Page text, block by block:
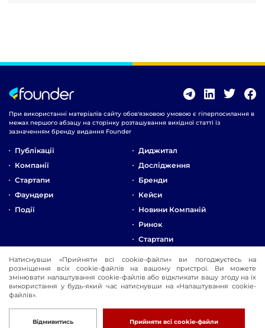
При використанні матеріалів сайту обов'язковою умовою є гіперпосилання в
межах першого абзацу на сторінку розташування вихідної статті із
зазначенням бренду видання Founder
Публікації
Компанії
Стартапи
Фаундери
Події
Диджитал
Дослідження
Бренди
Кейси
Новини Компаній
Ринок
Стартапи
Про Компанію
Реклама
Контакти
© 2016-2026 Founder Розробка
Натиснувши «Прийняти всі cookie-файли» ви погоджуєтесь на
розміщення всіх cookie-файлів на вашому пристрої. Ви можете
змінювати налаштування cookie-файлів або відкликати вашу згоду на їх
використання у будь-який час натиснувши на «Налаштування cookie-
файлів».
Відмивитись Прийняти всі cookie-файли